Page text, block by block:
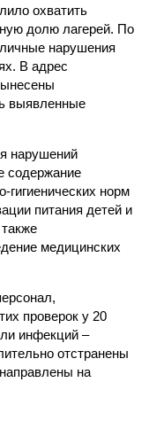
охватить
долю лагерей. По
нарушения
В адрес
выявленные
нарушений
содержание
гигиенических норм
питания детей и
медицинских
проверок у 20
инфекций –
отстранены
на